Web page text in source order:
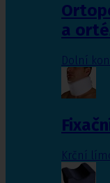
a
Dolní
Krční